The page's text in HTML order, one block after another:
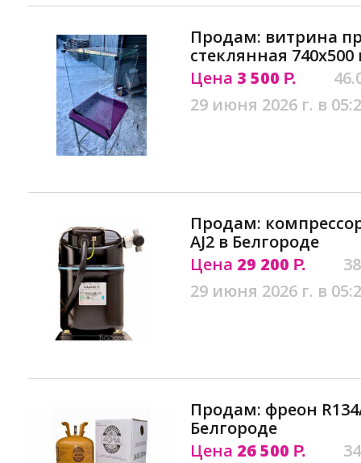
Продам: витрина
стеклянная
Цена 3 500 Р.
29 июня 2026 г. в
Продам: компрессор
AJ2 в Белгороде
Цена 29 200 Р.
29 июня 2026 г. в
Продам: фреон
Белгороде
Цена 26 500 Р.